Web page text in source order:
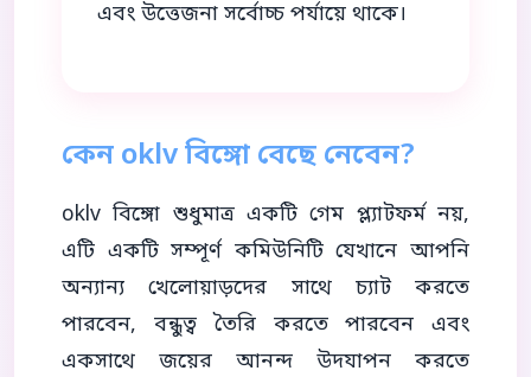
এবং উত্তেজনা সর্বোচ্চ পর্যায়ে থাকে।
কেন oklv বিঙ্গো বেছে নেবেন?
oklv বিঙ্গো শুধুমাত্র একটি গেম প্ল্যাটফর্ম নয়,
এটি একটি সম্পূর্ণ কমিউনিটি যেখানে আপনি
অন্যান্য খেলোয়াড়দের সাথে চ্যাট করতে
পারবেন, বন্ধুত্ব তৈরি করতে পারবেন এবং
একসাথে জয়ের আনন্দ উদযাপন করতে